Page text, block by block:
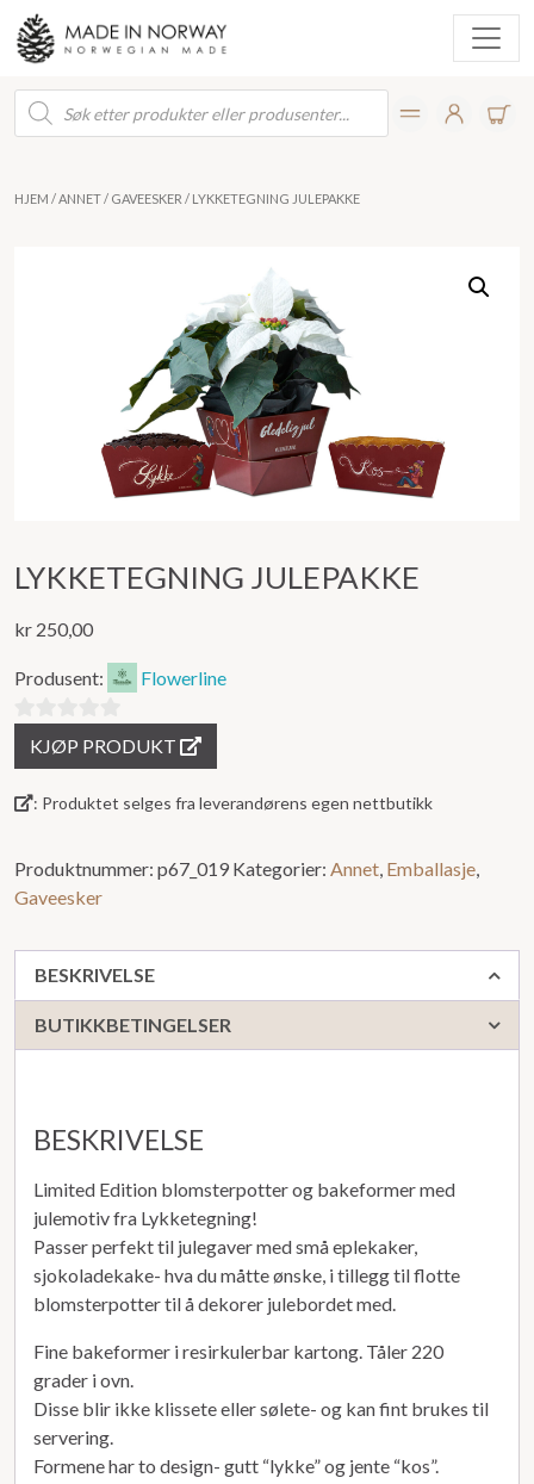
Products
search
HJEM /ANNET/ GAVEESKER / LYKKETEGNING JULEPAKKE
LYKKETEGNING JULEPAKKE
kr 250,00
Produsent: Flowerline
ut
av
KJØP PRODUKT
: Produktet selges fra leverandørens egen nettbutikk
Produktnummer: p67_019 Kategorier: Annet, Emballasje,
Gaveesker
BESKRIVELSE
BUTIKKBETINGELSER
BESKRIVELSE
Limited Edition blomsterpotter og bakeformer med
julemotiv fra Lykketegning!
Passer perfekt til julegaver med små eplekaker,
sjokoladekake- hva du måtte ønske, i tillegg til flotte
blomsterpotter til å dekorer julebordet med.
Fine bakeformer i resirkulerbar kartong. Tåler 220
grader i ovn.
Disse blir ikke klissete eller sølete- og kan fint brukes til
servering.
Formene har to design- gutt “lykke” og jente “kos”.